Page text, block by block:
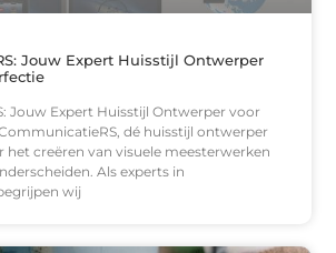
Jouw Expert Huisstijl Ontwerper
Jouw Expert Huisstijl Ontwerper voor
dé huisstijl ontwerper
het creëren van visuele meesterwerken
Als experts in
wij